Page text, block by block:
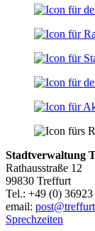
Stadtverwaltung
Rathausstraße 12
99830 Treffurt
Tel.: +49 (0)
email:
Sprechzeiten